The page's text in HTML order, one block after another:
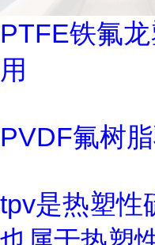
PTFE铁氟
用
PVDF氟树
tpv是热塑性